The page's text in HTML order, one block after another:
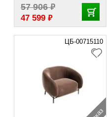
57 906₽
47 599 ₽
ЦБ-00715110